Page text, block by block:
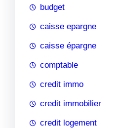
budget
caisse epargne
caisse épargne
comptable
credit immo
credit immobilier
credit logement